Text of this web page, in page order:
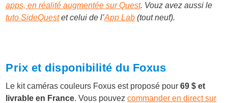
apps, en réalité augmentée sur Quest. Vouz avez aussi le
tuto SideQuestet celui de l’App Lab (tout neuf).
Prix et disponibilité du Foxus
Le kit caméras couleurs Foxus est proposé pour 69 $ et
livrable en France. Vous pouvezcommander en direct sur